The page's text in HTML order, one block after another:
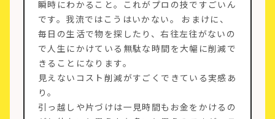
瞬時にわかること。これがプロの技ですごいん
です。我流ではこうはいかない。 おまけに、
毎日の生活で物を探したり、右往左往がないの
で人生にかけている無駄な時間を大幅に削減で
きることになります。
見えないコスト削減がすごくできている実感あ
り。
引っ越しや片づけは一見時間もお金をかけるの